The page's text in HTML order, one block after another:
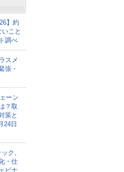
】約
こと
調べ
スメ
張・
ーン
？取
策と
24日
ク、
・仕
ビナ